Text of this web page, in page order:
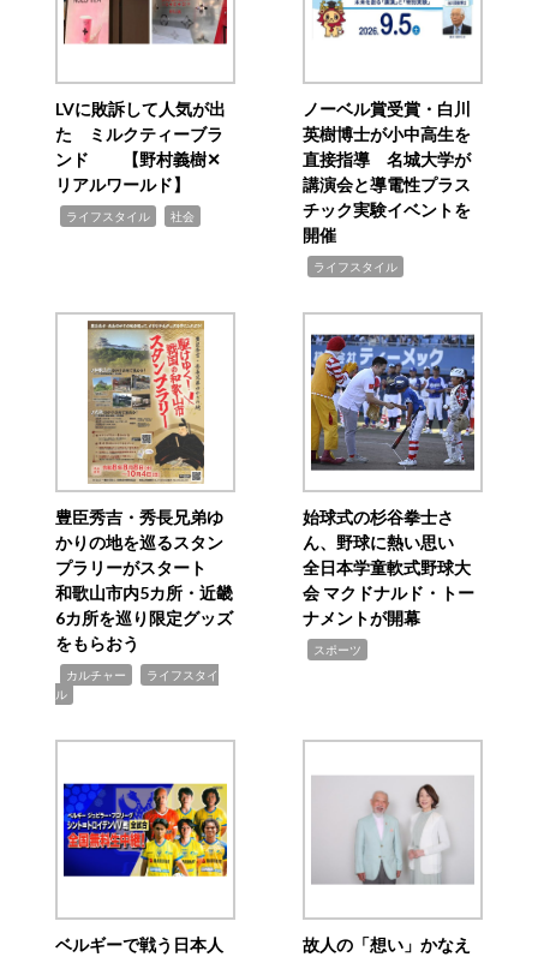
LVに敗訴して人気が出
た ミルクティーブラ
ンド 【野村義樹✕
リアルワールド】
ライフスタイル 社会
ノーベル賞受賞・白川
英樹博士が小中高生を
直接指導 名城大学が
講演会と導電性プラス
チック実験イベントを
開催
ライフスタイル
豊臣秀吉・秀長兄弟ゆ
かりの地を巡るスタン
プラリーがスタート
和歌山市内5カ所・近畿
6カ所を巡り限定グッズ
をもらおう
カルチャー
ライフスタイ
ル
始球式の杉谷拳士さ
ん、野球に熱い思い
全日本学童軟式野球大
会 マクドナルド・トー
ナメントが開幕
スポーツ
ベルギーで戦う日本人
故人の「想い」かなえ